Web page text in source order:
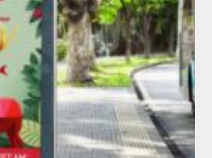
Shopping Center
RSE EDEN SERVON
#btob #btoc